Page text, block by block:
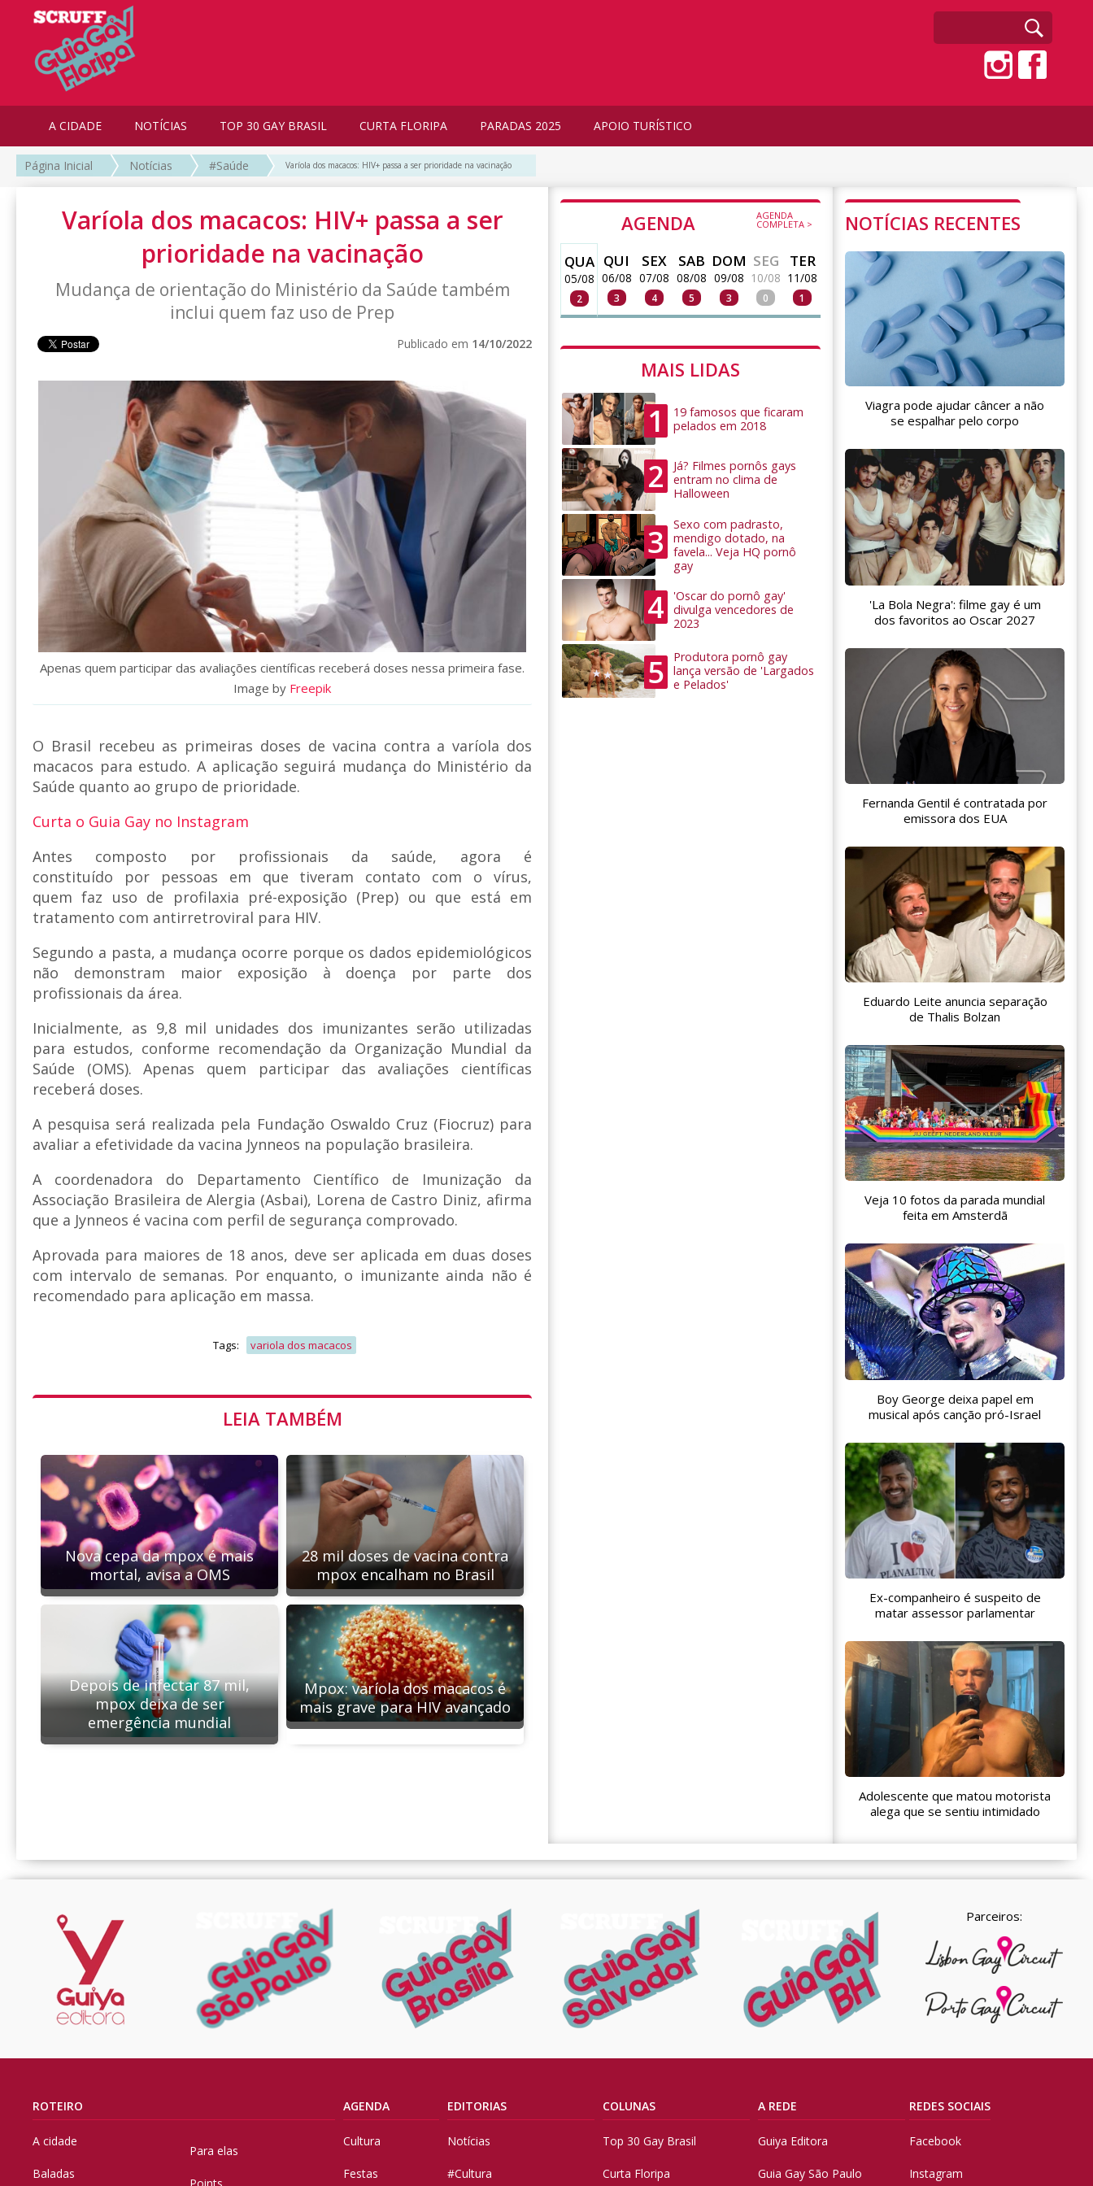
A CIDADE NOTÍCIAS TOP 30 GAY BRASIL CURTA FLORIPA PARADAS 2025 APOIO TURÍSTICO
Página Inicial Notícias #Saúde Varíola dos macacos: HIV+ passa a ser prioridade na vacinação
Varíola dos macacos: HIV+ passa a ser
prioridade na vacinação
Mudança de orientação do Ministério da Saúde também
inclui quem faz uso de Prep
Publicado em 14/10/2022
Apenas quem participar das avaliações científicas receberá doses nessa primeira fase.
Image by Freepik
O Brasil recebeu as primeiras doses de vacina contra a varíola dos
macacos para estudo. A aplicação seguirá mudança do Ministério da
Saúde quanto ao grupo de prioridade.
Curta o Guia Gay no Instagram
Antes composto por profissionais da saúde, agora é
constituído por pessoas em que tiveram contato com o vírus,
quem faz uso de profilaxia pré-exposição (Prep) ou que está em
tratamento com antirretroviral para HIV.
Segundo a pasta, a mudança ocorre porque os dados epidemiológicos
não demonstram maior exposição à doença por parte dos
profissionais da área.
Inicialmente, as 9,8 mil unidades dos imunizantes serão utilizadas
para estudos, conforme recomendação da Organização Mundial da
Saúde (OMS). Apenas quem participar das avaliações científicas
receberá doses.
A pesquisa será realizada pela Fundação Oswaldo Cruz (Fiocruz) para
avaliar a efetividade da vacina Jynneos na população brasileira.
A coordenadora do Departamento Científico de Imunização da
Associação Brasileira de Alergia (Asbai), Lorena de Castro Diniz, afirma
que a Jynneos é vacina com perfil de segurança comprovado.
Aprovada para maiores de 18 anos, deve ser aplicada em duas doses
com intervalo de semanas. Por enquanto, o imunizante ainda não é
recomendado para aplicação em massa.
Tags: variola dos macacos
LEIA TAMBÉM
Nova cepa da mpox é mais
mortal, avisa a OMS
28 mil doses de vacina contra
mpox encalham no Brasil
Depois de infectar 87 mil,
mpox deixa de ser
emergência mundial
Mpox: varíola dos macacos é
mais grave para HIV avançado
AGENDA AGENDA
COMPLETA >
QUA
05/08
2
QUI
06/08
3
SEX
07/08
4
SAB
08/08
5
DOM
09/08
3
SEG
10/08
0
TER
11/08
1
MAIS LIDAS
1
19 famosos que ficaram
pelados em 2018
2
Já? Filmes pornôs gays
entram no clima de
Halloween
3
Sexo com padrasto,
mendigo dotado, na
favela... Veja HQ pornô
gay
4
'Oscar do pornô gay'
divulga vencedores de
2023
5
Produtora pornô gay
lança versão de 'Largados
e Pelados'
NOTÍCIAS RECENTES
Viagra pode ajudar câncer a não
se espalhar pelo corpo
'La Bola Negra': filme gay é um
dos favoritos ao Oscar 2027
Fernanda Gentil é contratada por
emissora dos EUA
Eduardo Leite anuncia separação
de Thalis Bolzan
Veja 10 fotos da parada mundial
feita em Amsterdã
Boy George deixa papel em
musical após canção pró-Israel
Ex-companheiro é suspeito de
matar assessor parlamentar
Adolescente que matou motorista
alega que se sentiu intimidado
Parceiros:
ROTEIRO
A cidade
Baladas
Para elas
AGENDA
Cultura
Festas
EDITORIAS
Notícias
#Cultura
COLUNAS
Top 30 Gay Brasil
Curta Floripa
A REDE
Guiya Editora
Guia Gay São Paulo
REDES SOCIAIS
Facebook
Instagram